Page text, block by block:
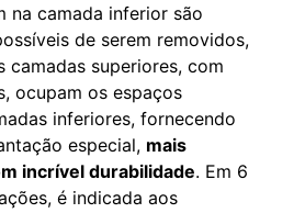
na camada inferior são
de serem removidos,
camadas superiores, com
ocupam os espaços
inferiores, fornecendo
especial, mais
incrível durabilidade. Em 6
é indicada aos